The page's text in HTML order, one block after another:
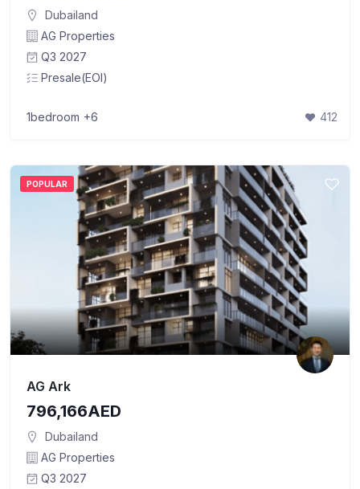
Dubailand
AG Properties
Q3 2027
Presale(EOI)
1bedroom +6 412
POPULAR
AG Ark
796,166AED
Dubailand
AG Properties
Q3 2027